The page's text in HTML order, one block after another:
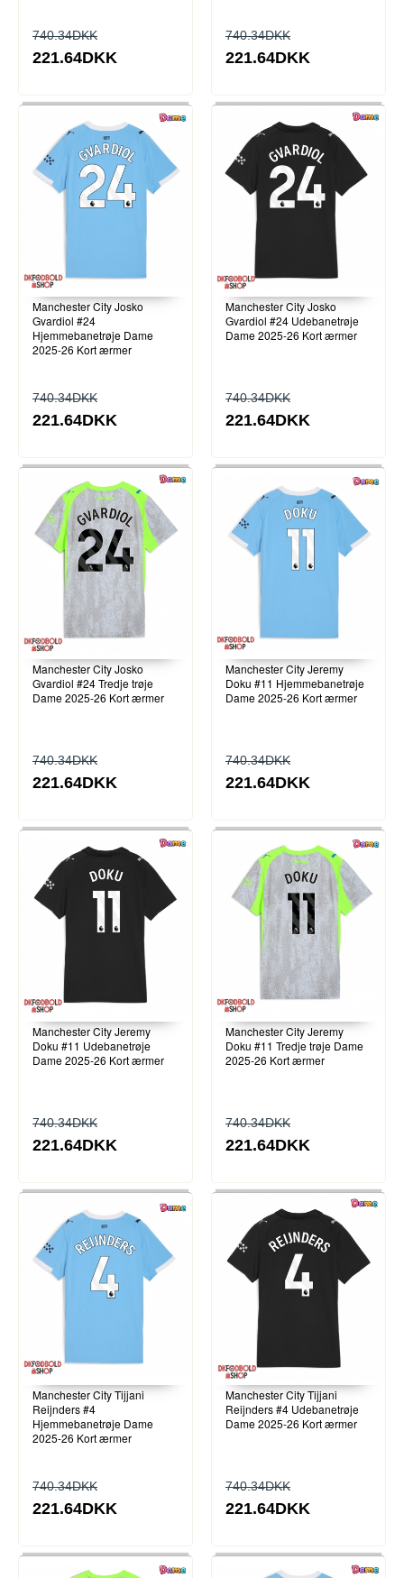
740.34DKK
221.64DKK
740.34DKK
221.64DKK
Manchester City Josko
Gvardiol #24
Hjemmebanetrøje Dame
2025-26 Kort ærmer
740.34DKK
221.64DKK
Manchester City Josko
Gvardiol #24 Udebanetrøje
Dame 2025-26 Kort ærmer
740.34DKK
221.64DKK
Manchester City Josko
Gvardiol #24 Tredje trøje
Dame 2025-26 Kort ærmer
740.34DKK
221.64DKK
Manchester City Jeremy
Doku #11 Hjemmebanetrøje
Dame 2025-26 Kort ærmer
740.34DKK
221.64DKK
Manchester City Jeremy
Doku #11 Udebanetrøje
Dame 2025-26 Kort ærmer
740.34DKK
221.64DKK
Manchester City Jeremy
Doku #11 Tredje trøje Dame
2025-26 Kort ærmer
740.34DKK
221.64DKK
Manchester City Tijjani
Reijnders #4
Hjemmebanetrøje Dame
2025-26 Kort ærmer
740.34DKK
221.64DKK
Manchester City Tijjani
Reijnders #4 Udebanetrøje
Dame 2025-26 Kort ærmer
740.34DKK
221.64DKK